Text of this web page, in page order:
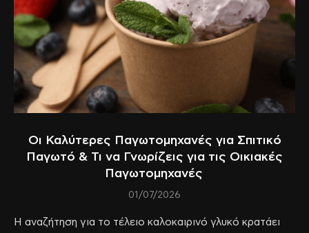
Οι Καλύτερες Παγωτομηχανές για Σπιτικό
Παγωτό & Τι να Γνωρίζεις για τις Οικιακές
Παγωτομηχανές
01/07/2026
Η αναζήτηση για το τέλειο καλοκαιρινό γλυκό κρατάει